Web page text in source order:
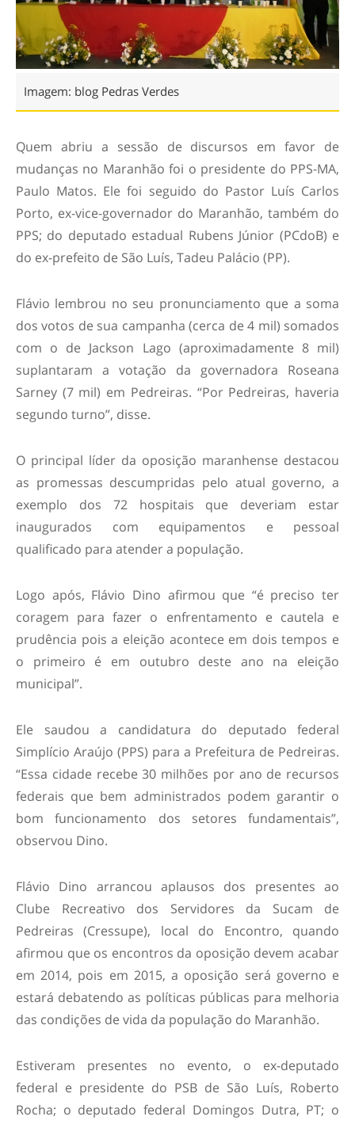
Imagem: blog Pedras Verdes
Quem abriu a sessão de discursos em favor de
mudanças no Maranhão foi o presidente do PPS-MA,
Paulo Matos. Ele foi seguido do Pastor Luís Carlos
Porto, ex-vice-governador do Maranhão, também do
PPS; do deputado estadual Rubens Júnior (PCdoB) e
do ex-prefeito de São Luís, Tadeu Palácio (PP).
Flávio lembrou no seu pronunciamento que a soma
dos votos de sua campanha (cerca de 4 mil) somados
com o de Jackson Lago (aproximadamente 8 mil)
suplantaram a votação da governadora Roseana
Sarney (7 mil) em Pedreiras. “Por Pedreiras, haveria
segundo turno”, disse.
O principal líder da oposição maranhense destacou
as promessas descumpridas pelo atual governo, a
exemplo dos 72 hospitais que deveriam estar
inaugurados com equipamentos e pessoal
qualificado para atender a população.
Logo após, Flávio Dino afirmou que “é preciso ter
coragem para fazer o enfrentamento e cautela e
prudência pois a eleição acontece em dois tempos e
o primeiro é em outubro deste ano na eleição
municipal”.
Ele saudou a candidatura do deputado federal
Simplício Araújo (PPS) para a Prefeitura de Pedreiras.
“Essa cidade recebe 30 milhões por ano de recursos
federais que bem administrados podem garantir o
bom funcionamento dos setores fundamentais”,
observou Dino.
Flávio Dino arrancou aplausos dos presentes ao
Clube Recreativo dos Servidores da Sucam de
Pedreiras (Cressupe), local do Encontro, quando
afirmou que os encontros da oposição devem acabar
em 2014, pois em 2015, a oposição será governo e
estará debatendo as políticas públicas para melhoria
das condições de vida da população do Maranhão.
Estiveram presentes no evento, o ex-deputado
federal e presidente do PSB de São Luís, Roberto
Rocha; o deputado federal Domingos Dutra, PT; o